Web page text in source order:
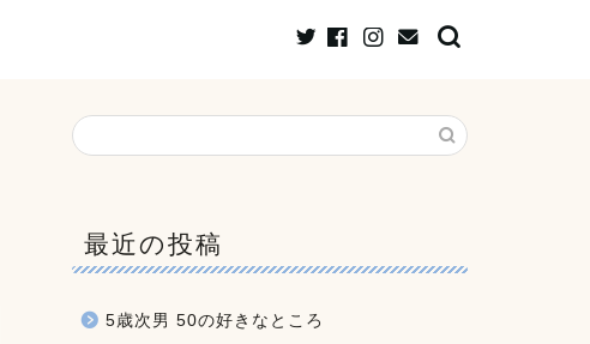
最近の投稿
5歳次男 50の好きなところ